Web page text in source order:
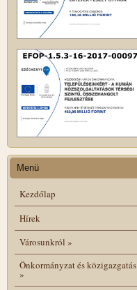
Menü
Kezdőlap
Hírek
Városunkról »
Önkormányzat és közigazgatás
»